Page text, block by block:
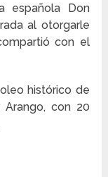
española Don
al otorgarle
con el
histórico de
con 20